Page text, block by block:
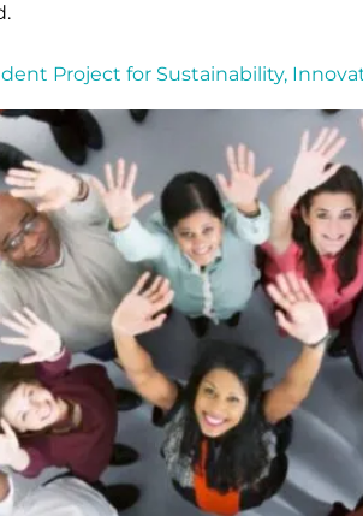
Project for Sustainability,